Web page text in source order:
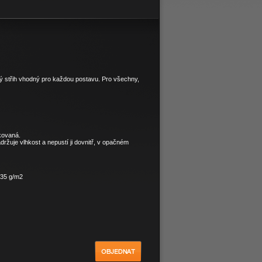
vhodný pro každou postavu. Pro všechny,
vlhkost a nepustí ji dovnitř, v opačném
g/m2